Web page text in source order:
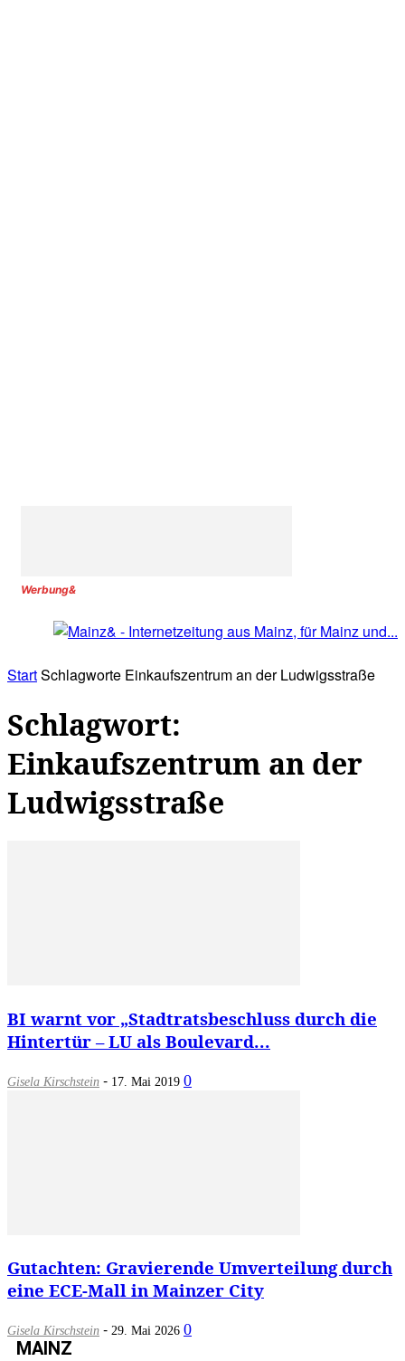
Werbung&
StartSchlagworte Einkaufszentrum an der Ludwigsstraße
Schlagwort:
Einkaufszentrum an der
Ludwigsstraße
BI warnt vor „Stadtratsbeschluss durch die
Hintertür – LU als Boulevard...
Gisela Kirschstein - 17. Mai 2019 0
Gutachten: Gravierende Umverteilung durch
eine ECE-Mall in Mainzer City
Gisela Kirschstein - 29. Mai 2026 0
MAINZ